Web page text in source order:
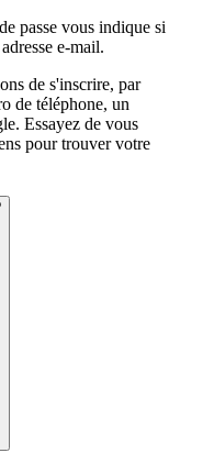
passe vous indique si
e-mail.
de s'inscrire, par
de téléphone, un
Essayez de vous
pour trouver votre